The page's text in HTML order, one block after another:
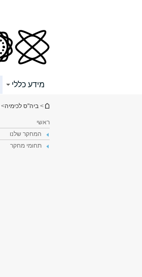
מידע כללי
הינך נמצא כאן
> ביה"ס לכימיה>
ראשי
המחקר שלנו
תחומי מחקר